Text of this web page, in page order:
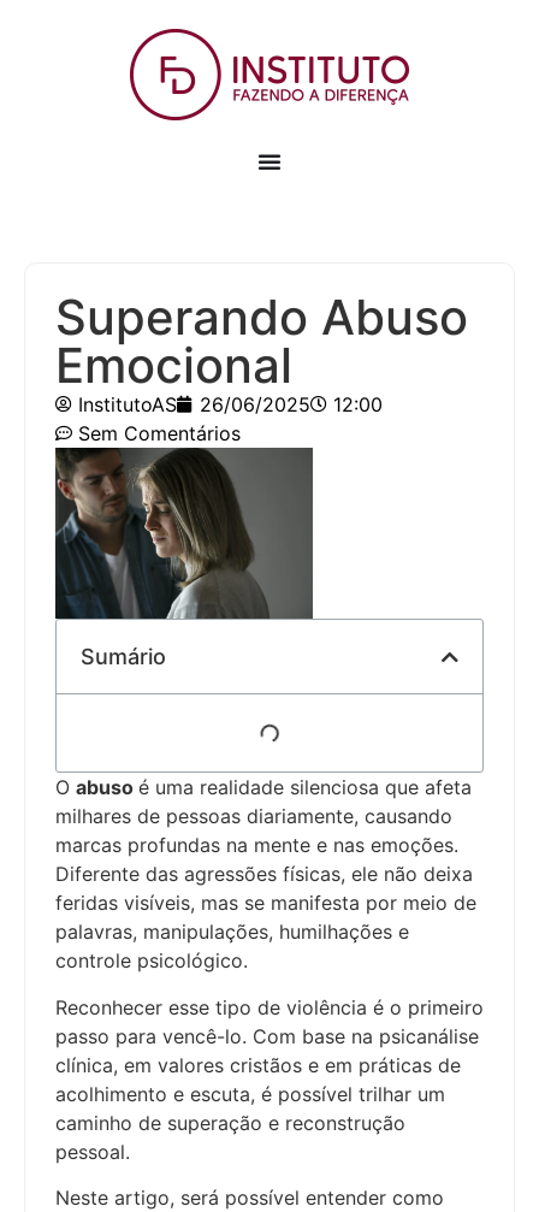
Superando Abuso
Emocional
InstitutoAS 26/06/2025
12:00
Sem Comentários
Sumário
O abuso é uma realidade silenciosa que afeta
milhares de pessoas diariamente, causando
marcas profundas na mente e nas emoções.
Diferente das agressões físicas, ele não deixa
feridas visíveis, mas se manifesta por meio de
palavras, manipulações, humilhações e
controle psicológico.
Reconhecer esse tipo de violência é o primeiro
passo para vencê-lo. Com base na psicanálise
clínica, em valores cristãos e em práticas de
acolhimento e escuta, é possível trilhar um
caminho de superação e reconstrução
pessoal.
Neste artigo, será possível entender como